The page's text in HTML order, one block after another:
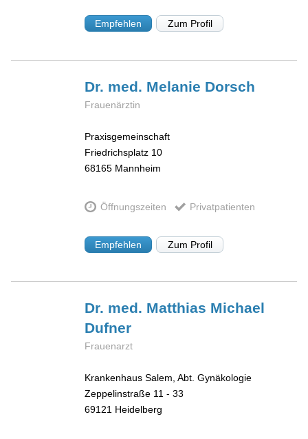
Empfehlen Zum Profil
Dr. med. Melanie Dorsch
Frauenärztin
Praxisgemeinschaft
Friedrichsplatz 10
68165 Mannheim
Öffnungszeiten Privatpatienten
Empfehlen Zum Profil
Dr. med. Matthias Michael
Dufner
Frauenarzt
Krankenhaus Salem, Abt. Gynäkologie
Zeppelinstraße 11 - 33
69121 Heidelberg